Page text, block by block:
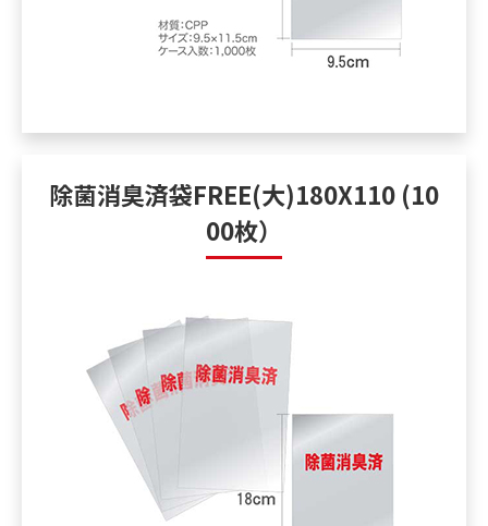
除菌消臭済袋FREE(大)180X110 (10
00枚）